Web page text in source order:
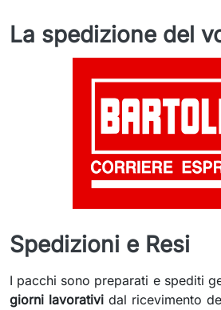
La spedizione del
Spedizioni e Resi
I pacchi sono preparati e spediti
giorni lavorativi dal ricevimento